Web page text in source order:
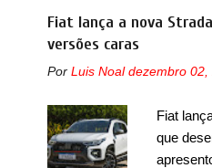
nova
Além
foi
nas
sendo
Fiat lança a nova
versões caras
Por Luis Noal dezembro 02,
Fiat
que